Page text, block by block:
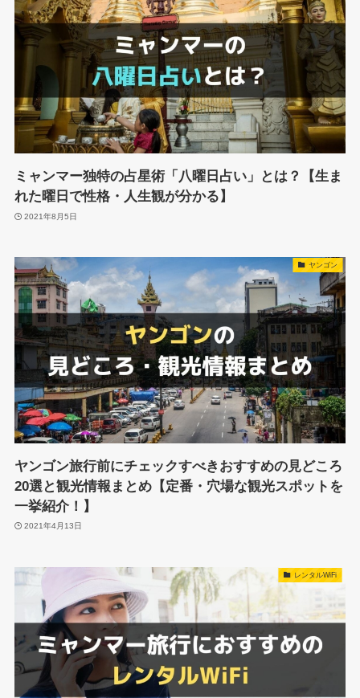
ミャンマー独特の占星術「八曜日占い」とは？【生ま
れた曜日で性格・人生観が分かる】
2021年8月5日
ヤンゴン
ヤンゴン旅行前にチェックすべきおすすめの見どころ
20選と観光情報まとめ【定番・穴場な観光スポットを
一挙紹介！】
2021年4月13日
レンタルWiFi